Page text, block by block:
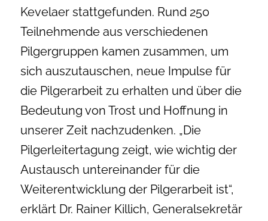
Kevelaer stattgefunden. Rund 250
Teilnehmende aus verschiedenen
Pilgergruppen kamen zusammen, um
sich auszutauschen, neue Impulse für
die Pilgerarbeit zu erhalten und über die
Bedeutung von Trost und Hoffnung in
unserer Zeit nachzudenken. „Die
Pilgerleitertagung zeigt, wie wichtig der
Austausch untereinander für die
Weiterentwicklung der Pilgerarbeit ist“,
erklärt Dr. Rainer Killich, Generalsekretär